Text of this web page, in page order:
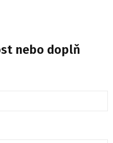
nebo doplň